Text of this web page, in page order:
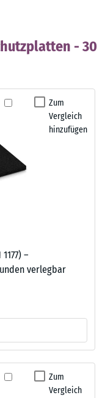
- 30
Zum
Vergleich
hinzufügen
–
verlegbar
Zum
Vergleich